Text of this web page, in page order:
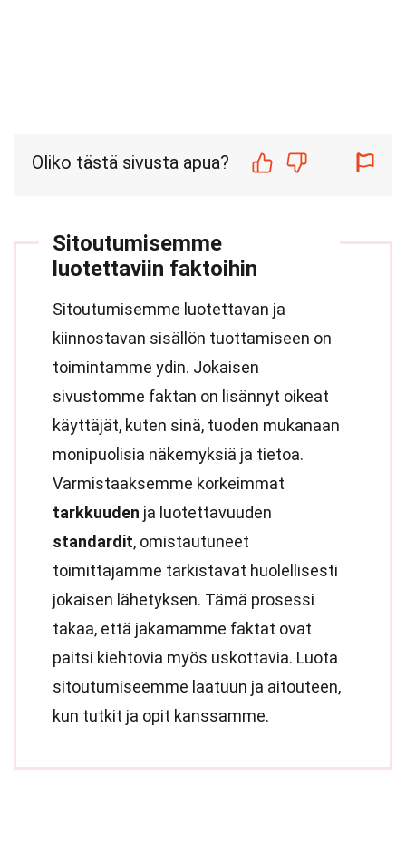
Oliko tästä sivusta apua?
Sitoutumisemme
luotettaviin faktoihin
Sitoutumisemme luotettavan ja
kiinnostavan sisällön tuottamiseen on
toimintamme ydin. Jokaisen
sivustomme faktan on lisännyt oikeat
käyttäjät, kuten sinä, tuoden mukanaan
monipuolisia näkemyksiä ja tietoa.
Varmistaaksemme korkeimmat
tarkkuuden ja luotettavuuden
standardit, omistautuneet
toimittajamme tarkistavat huolellisesti
jokaisen lähetyksen. Tämä prosessi
takaa, että jakamamme faktat ovat
paitsi kiehtovia myös uskottavia. Luota
sitoutumiseemme laatuun ja aitouteen,
kun tutkit ja opit kanssamme.